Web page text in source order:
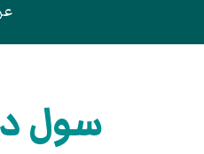
سول